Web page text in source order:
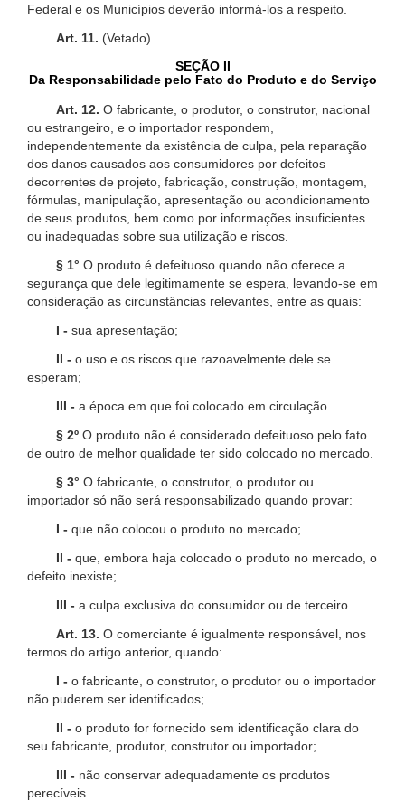
Federal e os Municípios deverão informá-los a respeito.
Art. 11. (Vetado).
SEÇÃO II
Da Responsabilidade pelo Fato do Produto e do Serviço
Art. 12. O fabricante, o produtor, o construtor, nacional
ou estrangeiro, e o importador respondem,
independentemente da existência de culpa, pela reparação
dos danos causados aos consumidores por defeitos
decorrentes de projeto, fabricação, construção, montagem,
fórmulas, manipulação, apresentação ou acondicionamento
de seus produtos, bem como por informações insuficientes
ou inadequadas sobre sua utilização e riscos.
§ 1° O produto é defeituoso quando não oferece a
segurança que dele legitimamente se espera, levando-se em
consideração as circunstâncias relevantes, entre as quais:
I - sua apresentação;
II - o uso e os riscos que razoavelmente dele se
esperam;
III - a época em que foi colocado em circulação.
§ 2º O produto não é considerado defeituoso pelo fato
de outro de melhor qualidade ter sido colocado no mercado.
§ 3° O fabricante, o construtor, o produtor ou
importador só não será responsabilizado quando provar:
I - que não colocou o produto no mercado;
II - que, embora haja colocado o produto no mercado, o
defeito inexiste;
III - a culpa exclusiva do consumidor ou de terceiro.
Art. 13. O comerciante é igualmente responsável, nos
termos do artigo anterior, quando:
I - o fabricante, o construtor, o produtor ou o importador
não puderem ser identificados;
II - o produto for fornecido sem identificação clara do
seu fabricante, produtor, construtor ou importador;
III - não conservar adequadamente os produtos
perecíveis.